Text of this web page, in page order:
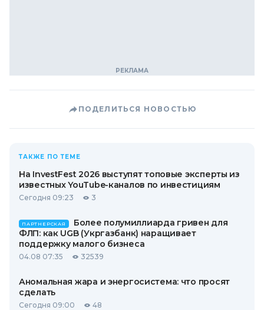
ПОДЕЛИТЬСЯ НОВОСТЬЮ
ТАКЖЕ ПО ТЕМЕ
На InvestFest 2026 выступят топовые эксперты из
известных YouTube-каналов по инвестициям
Сегодня 09:23 3
ПАРТНЕРСКАЯ
Более полумиллиарда гривен для
ФЛП: как UGB (Укргазбанк) наращивает
поддержку малого бизнеса
04.08 07:35 32539
Аномальная жара и энергосистема: что просят
сделать
Сегодня 09:00 48